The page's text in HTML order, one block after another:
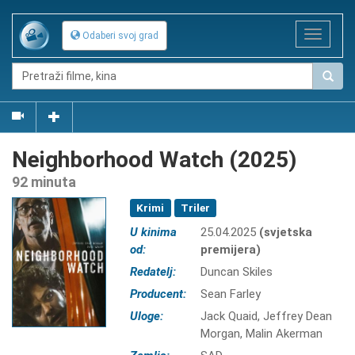
Toggle
Odaberi svoj grad
Neighborhood Watch (2025)
92 minuta
Krimi Triler
U kinima
od:
25.04.2025 (svjetska
premijera)
Redatelj:
Duncan Skiles
Producent:
Sean Farley
Uloge:
Jack Quaid, Jeffrey Dean
Morgan, Malin Akerman